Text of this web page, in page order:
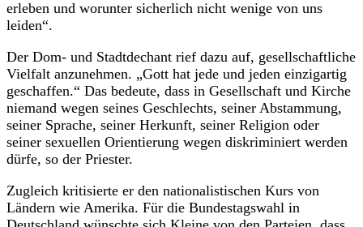
erleben und worunter sicherlich nicht wenige von uns
leiden“.
Der Dom- und Stadtdechant rief dazu auf, gesellschaftliche
Vielfalt anzunehmen. „Gott hat jede und jeden einzigartig
geschaffen.“ Das bedeute, dass in Gesellschaft und Kirche
niemand wegen seines Geschlechts, seiner Abstammung,
seiner Sprache, seiner Herkunft, seiner Religion oder
seiner sexuellen Orientierung wegen diskriminiert werden
dürfe, so der Priester.
Zugleich kritisierte er den nationalistischen Kurs von
Ländern wie Amerika. Für die Bundestagswahl in